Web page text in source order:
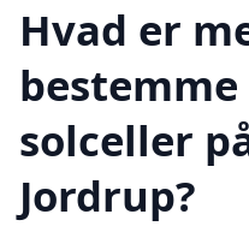
Hvad er
solceller
Jordrup?